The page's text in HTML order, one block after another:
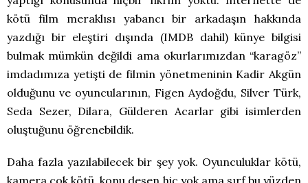
kötü film meraklısı yabancı bir arkadaşın hakkında
yazdığı bir eleştiri dışında (IMDB dahil) künye bilgisi
bulmak mümkün değildi ama okurlarımızdan “karagöz”
imdadımıza yetişti de filmin yönetmeninin Kadir Akgün
olduğunu ve oyuncularının, Figen Aydoğdu, Silver Türk,
Seda Sezer, Dilara, Gülderen Acarlar gibi isimlerden
oluştuğunu öğrenebildik.
Daha fazla yazılabilecek bir şey yok. Oyunculuklar kötü,
kamera çok kötü, konu desen hiç yok ama sırf bu yüzden